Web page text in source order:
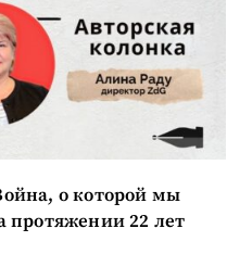
о которой мы
протяжении 22 лет